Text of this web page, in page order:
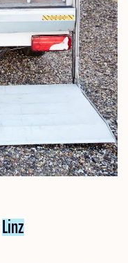
Linz